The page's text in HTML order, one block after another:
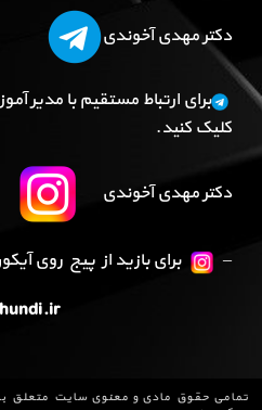
دکتر مهدی آخوندی
برای ارتباط مستقیم با مدیر
کلیک کنید.
دکتر مهدی آخوندی
–
برای بازید از پیج روی
تمامی حقوق مادی و معنوی سایت متعلق